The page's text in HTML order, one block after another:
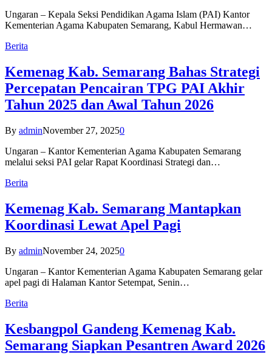
Ungaran – Kepala Seksi Pendidikan Agama Islam (PAI) Kantor
Kementerian Agama Kabupaten Semarang, Kabul Hermawan…
Berita
Kemenag Kab. Semarang Bahas Strategi
Percepatan Pencairan TPG PAI Akhir
Tahun 2025 dan Awal Tahun 2026
By adminNovember 27, 20250
Ungaran – Kantor Kementerian Agama Kabupaten Semarang
melalui seksi PAI gelar Rapat Koordinasi Strategi dan…
Berita
Kemenag Kab. Semarang Mantapkan
Koordinasi Lewat Apel Pagi
By adminNovember 24, 20250
Ungaran – Kantor Kementerian Agama Kabupaten Semarang gelar
apel pagi di Halaman Kantor Setempat, Senin…
Berita
Kesbangpol Gandeng Kemenag Kab.
Semarang Siapkan Pesantren Award 2026